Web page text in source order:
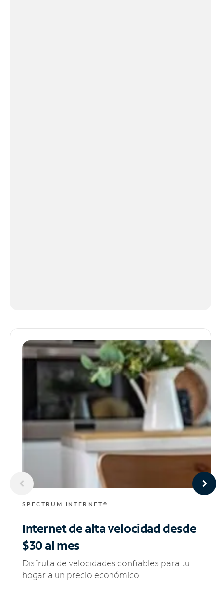
SPECTRUM INTERNET®
Internet de alta velocidaddesde
$30 al mes
Disfruta de velocidades confiables para tu
hogar a un precio económico.